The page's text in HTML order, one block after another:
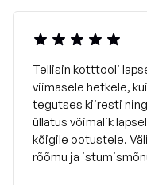
Tellisin kotttooli
viimasele hetkele,
tegutses kiiresti
üllatus võimalik
kõigile ootustele.
rõõmu ja